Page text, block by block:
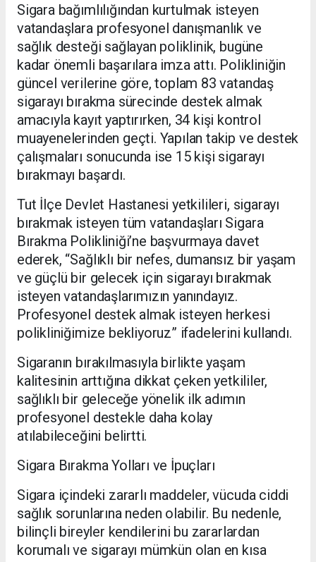
Sigara bağımlılığından kurtulmak isteyen
vatandaşlara profesyonel danışmanlık ve
sağlık desteği sağlayan poliklinik, bugüne
kadar önemli başarılara imza attı. Polikliniğin
güncel verilerine göre, toplam 83 vatandaş
sigarayı bırakma sürecinde destek almak
amacıyla kayıt yaptırırken, 34 kişi kontrol
muayenelerinden geçti. Yapılan takip ve destek
çalışmaları sonucunda ise 15 kişi sigarayı
bırakmayı başardı.
Tut İlçe Devlet Hastanesi yetkilileri, sigarayı
bırakmak isteyen tüm vatandaşları Sigara
Bırakma Polikliniği’ne başvurmaya davet
ederek, “Sağlıklı bir nefes, dumansız bir yaşam
ve güçlü bir gelecek için sigarayı bırakmak
isteyen vatandaşlarımızın yanındayız.
Profesyonel destek almak isteyen herkesi
polikliniğimize bekliyoruz” ifadelerini kullandı.
Sigaranın bırakılmasıyla birlikte yaşam
kalitesinin arttığına dikkat çeken yetkililer,
sağlıklı bir geleceğe yönelik ilk adımın
profesyonel destekle daha kolay
atılabileceğini belirtti.
Sigara Bırakma Yolları ve İpuçları
Sigara içindeki zararlı maddeler, vücuda ciddi
sağlık sorunlarına neden olabilir. Bu nedenle,
bilinçli bireyler kendilerini bu zararlardan
korumalı ve sigarayı mümkün olan en kısa